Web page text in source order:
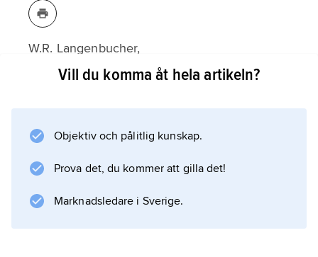
W.R. Langenbucher,
Paul F. Lazarsfeld
Vill du komma åt hela artikeln?
Objektiv och pålitlig kunskap.
Prova det, du kommer att gilla det!
Marknadsledare i Sverige.